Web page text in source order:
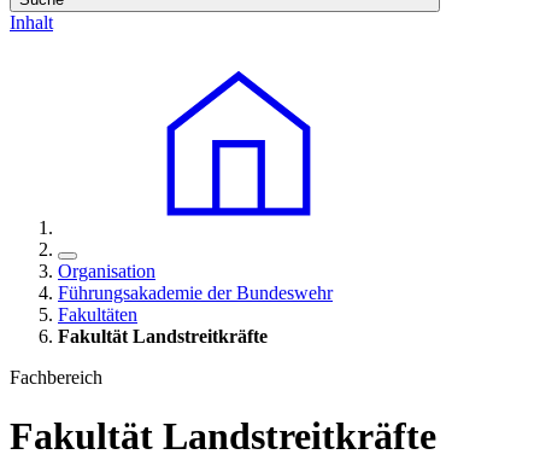
Inhalt
Organisation
Führungsakademie der Bundeswehr
Fakultäten
Fakultät Landstreitkräfte
Fachbereich
Fakultät Landstreitkräfte